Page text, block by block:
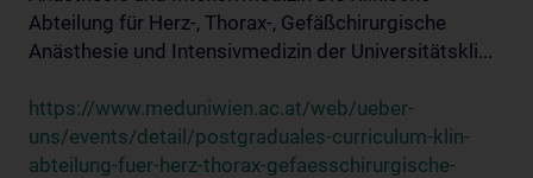
Abteilung für Herz-, Thorax-, Gefäßchirurgische
Anästhesie und Intensivmedizin der Universitätskli...
https://www.meduniwien.ac.at/web/ueber-
uns/events/detail/postgraduales-curriculum-klin-
abteilung-fuer-herz-thorax-gefaesschirurgische-